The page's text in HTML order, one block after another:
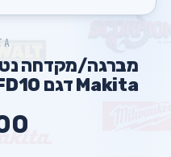
Makita דגם DDF482/XFD10 מקיטה